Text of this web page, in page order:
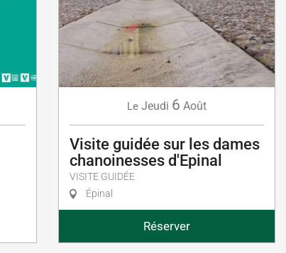
Le Jeudi 6 Août
Visite guidée sur les dames
chanoinesses d'Epinal
VISITE GUIDÉE
Épinal
Réserver